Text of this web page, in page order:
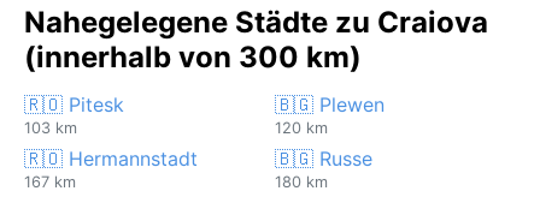
Nahegelegene Städte zu Craiova
(innerhalb von 300 km)
🇷🇴 Pitesk
103 km
🇧🇬 Plewen
120 km
🇷🇴 Hermannstadt
167 km
🇧🇬 Russe
180 km